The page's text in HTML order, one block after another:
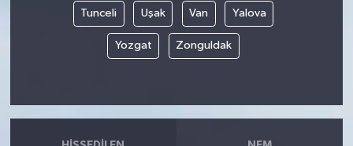
Tunceli Uşak Van Yalova
Yozgat Zonguldak